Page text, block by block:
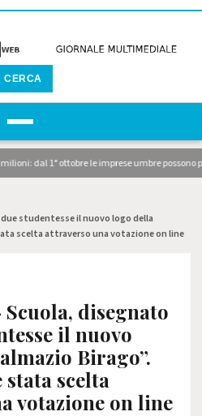
CERCA
dal 1° ottobre le imprese umbre possono
studentesse il nuovo logo della
scelta attraverso una votazione on line
Scuola, disegnato
il nuovo
Birago”.
stata scelta
votazione on line